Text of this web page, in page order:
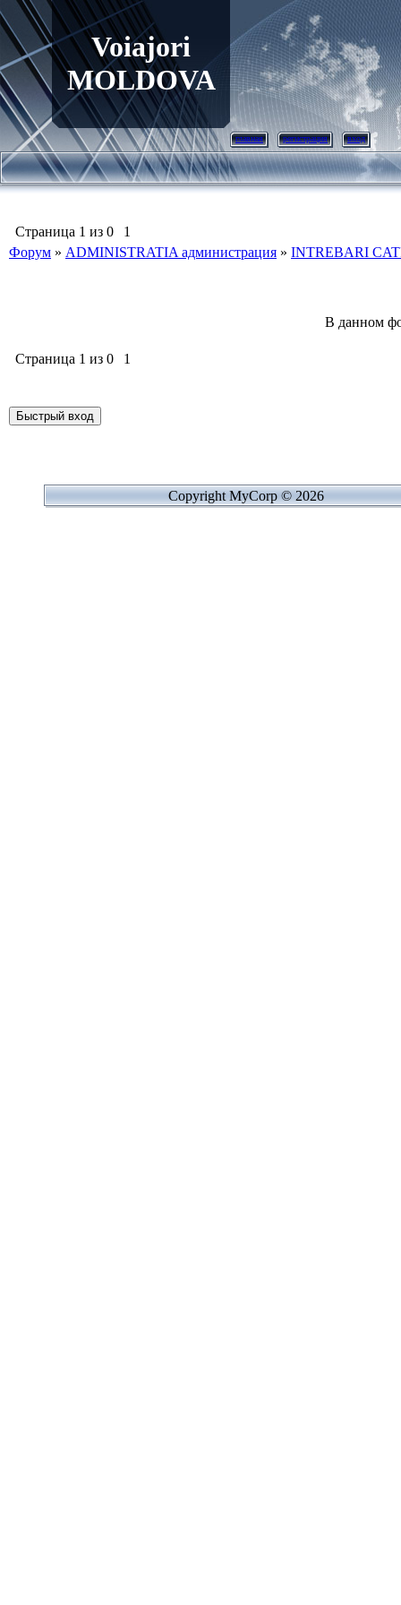
Voiajori
MOLDOVA
главная регистрация вход
Страница 1 из 0
1
Форум » ADMINISTRATIA администрация » INTREBARI
В данном
Страница 1 из 0 1
Copyright MyCorp © 2026